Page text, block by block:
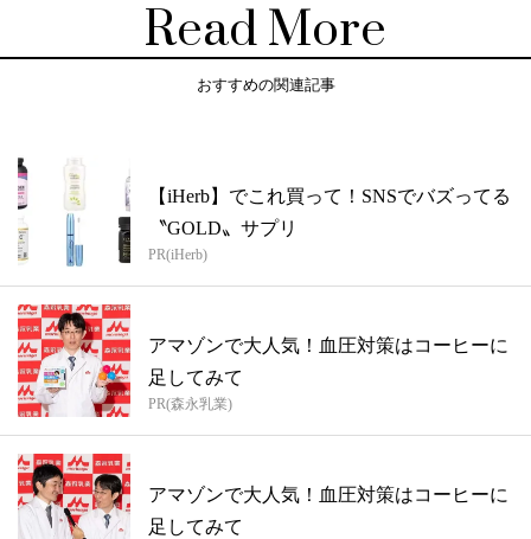
Read More
おすすめの関連記事
【iHerb】でこれ買って！SNSでバズってる
〝GOLD〟サプリ
PR(iHerb)
アマゾンで大人気！血圧対策はコーヒーに
足してみて
PR(森永乳業)
アマゾンで大人気！血圧対策はコーヒーに
足してみて